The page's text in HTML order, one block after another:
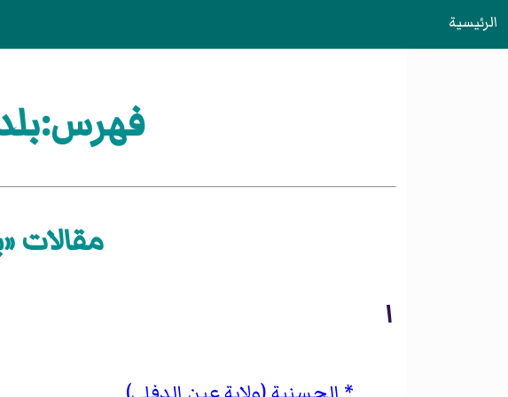
الرئيسية
مقالات
ا